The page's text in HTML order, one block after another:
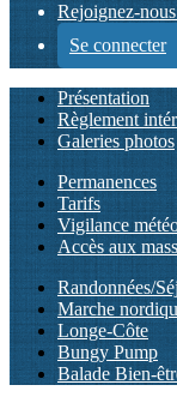
Rejoignez-
Se connecter
Présentation
Règlement
Galeries photos
Permanences
Tarifs
Vigilance
Accès aux
Randonnées/
Marche
Longe-Côte
Bungy Pump
Balade Bien-